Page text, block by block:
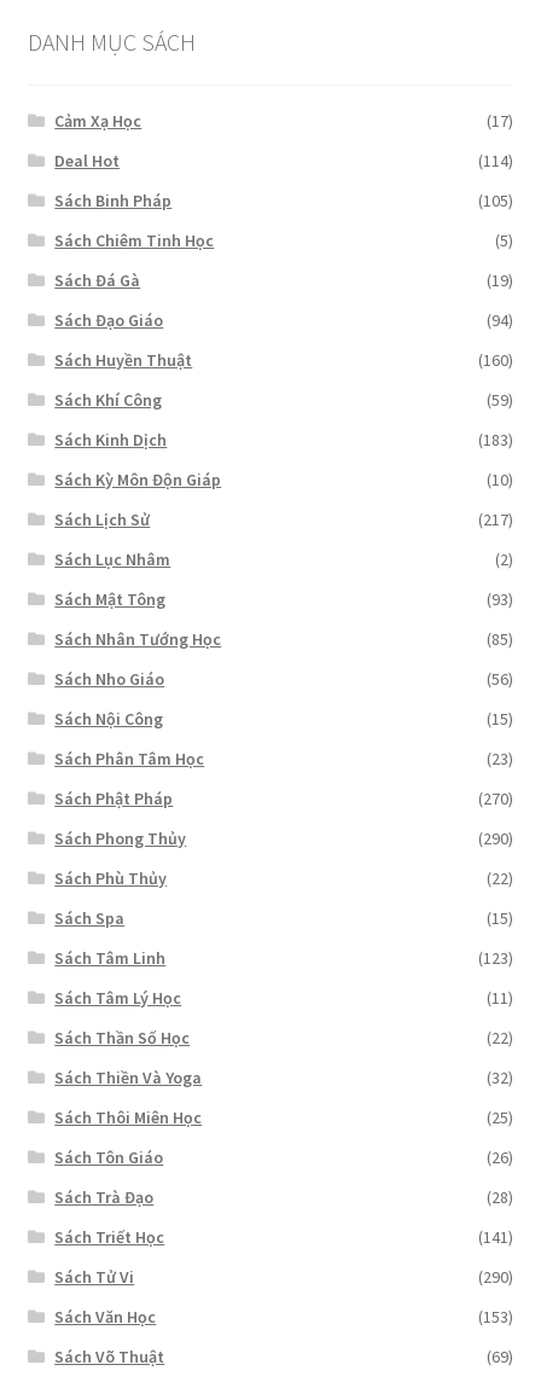
DANH MỤC SÁCH
Cảm Xạ Học
(17)
Deal Hot
(114)
Sách Binh Pháp
(105)
Sách Chiêm Tinh Học
(5)
Sách Đá Gà
(19)
Sách Đạo Giáo
(94)
Sách Huyền Thuật
(160)
Sách Khí Công
(59)
Sách Kinh Dịch
(183)
Sách Kỳ Môn Độn Giáp
(10)
Sách Lịch Sử
(217)
Sách Lục Nhâm
(2)
Sách Mật Tông
(93)
Sách Nhân Tướng Học
(85)
Sách Nho Giáo
(56)
Sách Nội Công
(15)
Sách Phân Tâm Học
(23)
Sách Phật Pháp
(270)
Sách Phong Thủy
(290)
Sách Phù Thủy
(22)
Sách Spa
(15)
Sách Tâm Linh
(123)
Sách Tâm Lý Học
(11)
Sách Thần Số Học
(22)
Sách Thiền Và Yoga
(32)
Sách Thôi Miên Học
(25)
Sách Tôn Giáo
(26)
Sách Trà Đạo
(28)
Sách Triết Học
(141)
Sách Tử Vi
(290)
Sách Văn Học
(153)
Sách Võ Thuật
(69)